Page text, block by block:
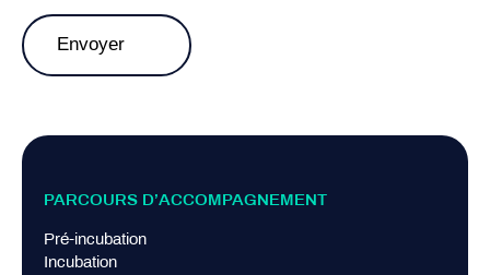
PARCOURS D’ACCOMPAGNEMENT
Pré-incubation
Incubation